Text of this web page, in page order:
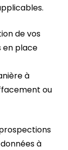
de vos
en place
à
ou
à